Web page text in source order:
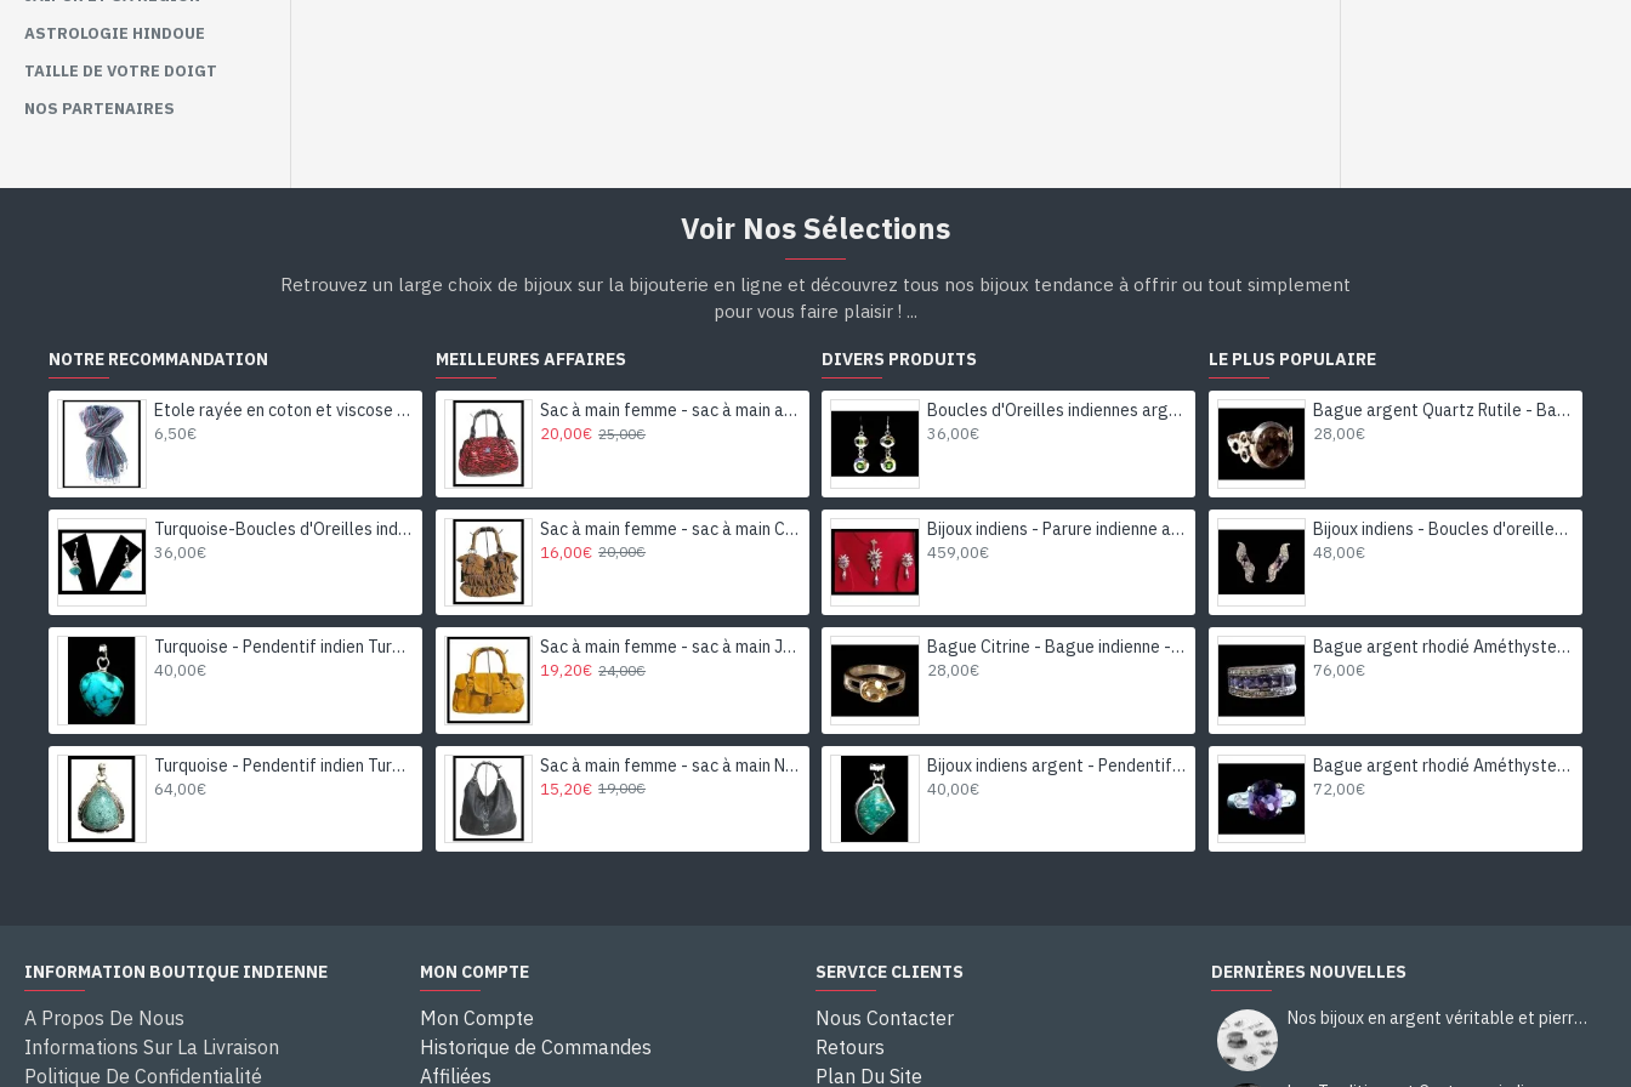
ASTROLOGIE HINDOUE
TAILLE DE VOTRE DOIGT
NOS PARTENAIRES
Voir Nos Sélections
Retrouvez un large choix de bijoux sur la bijouterie en ligne et découvrez tous nos bijoux tendance à offrir ou tout simplement
pour vous faire plaisir ! ...
NOTRE RECOMMANDATION
Etole rayée en coton et viscose - Etole indienne
6,50€
Turquoise-Boucles d'Oreilles indiennes Turquoise-Bijoux Inde
36,00€
Turquoise - Pendentif indien Turquoise - Bijoux Inde
40,00€
Turquoise - Pendentif indien Turquoise - Bijoux Inde
64,00€
MEILLEURES AFFAIRES
Sac à main femme - sac à main avec motifs
20,00€ 25,00€
Sac à main femme - sac à main Caramel
16,00€ 20,00€
Sac à main femme - sac à main Jaune-Moutarde
19,20€ 24,00€
Sac à main femme - sac à main Noir
15,20€ 19,00€
DIVERS PRODUITS
Boucles d'Oreilles indiennes argent et Péridot - Bijoux Inde
36,00€
Bijoux indiens - Parure indienne avec saphir étoilé et diamant
459,00€
Bague Citrine - Bague indienne - Bijoux indiens
28,00€
Bijoux indiens argent - Pendentif indien Agate
40,00€
LE PLUS POPULAIRE
Bague argent Quartz Rutile - Bague indienne - Bijoux indiens
28,00€
Bijoux indiens - Boucles d'oreilles indiennes rhodiées Améthyste
48,00€
Bague argent rhodié Améthyste naturelle
76,00€
Bague argent rhodié Améthyste naturelle
72,00€
INFORMATION BOUTIQUE INDIENNE
A Propos De Nous
Informations Sur La Livraison
Politique De Confidentialité
MON COMPTE
Mon Compte
Historique de Commandes
Affiliées
SERVICE CLIENTS
Nous Contacter
Retours
Plan Du Site
DERNIÈRES NOUVELLES
Nos bijoux en argent véritable et pierres naturelles